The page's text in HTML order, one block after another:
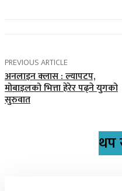
PREVIOUS ARTICLE
अनलाइन क्लास : ल्यापटप,
मोबाइलको भित्ता हेरेर पढ्ने युगको
सुरुवात
थप